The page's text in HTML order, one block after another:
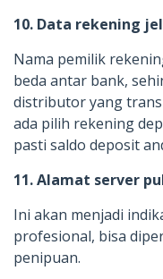
10. Data rekening
Nama pemilik
beda antar bank,
distributor yang
ada pilih rekening
pasti saldo deposit
11. Alamat server
Ini akan menjadi
profesional, bisa
penipuan.